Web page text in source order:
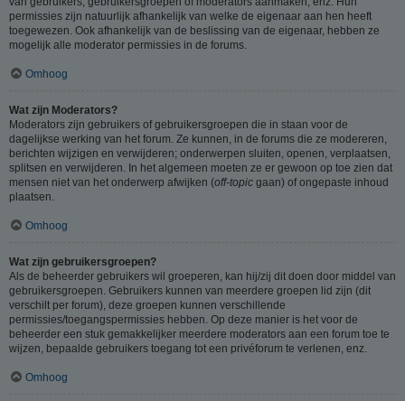
permissies zijn natuurlijk afhankelijk van welke de eigenaar aan hen heeft
toegewezen. Ook afhankelijk van de beslissing van de eigenaar, hebben ze
mogelijk alle moderator permissies in de forums.
Omhoog
Wat zijn Moderators?
Moderators zijn gebruikers of gebruikersgroepen die in staan voor de
dagelijkse werking van het forum. Ze kunnen, in de forums die ze modereren,
berichten wijzigen en verwijderen; onderwerpen sluiten, openen, verplaatsen,
splitsen en verwijderen. In het algemeen moeten ze er gewoon op toe zien dat
mensen niet van het onderwerp afwijken (off-topic gaan) of ongepaste inhoud
plaatsen.
Omhoog
Wat zijn gebruikersgroepen?
Als de beheerder gebruikers wil groeperen, kan hij/zij dit doen door middel van
gebruikersgroepen. Gebruikers kunnen van meerdere groepen lid zijn (dit
verschilt per forum), deze groepen kunnen verschillende
permissies/toegangspermissies hebben. Op deze manier is het voor de
beheerder een stuk gemakkelijker meerdere moderators aan een forum toe te
wijzen, bepaalde gebruikers toegang tot een privéforum te verlenen, enz.
Omhoog